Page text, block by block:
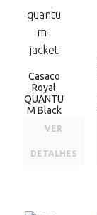
Casaco
Royal
QUANTU
M Black
VER
DETALHES